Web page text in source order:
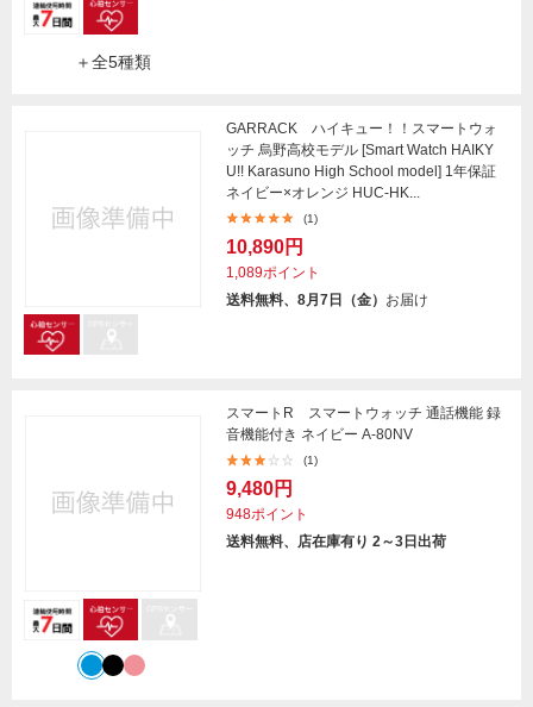
＋全5種類
GARRACK ハイキュー！！スマートウォ
ッチ 烏野高校モデル [Smart Watch HAIKY
U!! Karasuno High School model] 1年保証
ネイビー×オレンジ HUC-HK...
(1)
10,890円
1,089ポイント
送料無料、8月7日（金） お届け
スマートR スマートウォッチ 通話機能 録
音機能付き ネイビー A-80NV
(1)
9,480円
948ポイント
送料無料、店在庫有り 2～3日出荷